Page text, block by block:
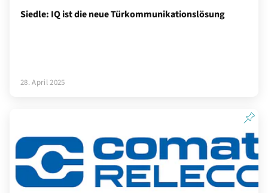
Siedle: IQ ist die neue Türkommunikationslösung
28. April 2025